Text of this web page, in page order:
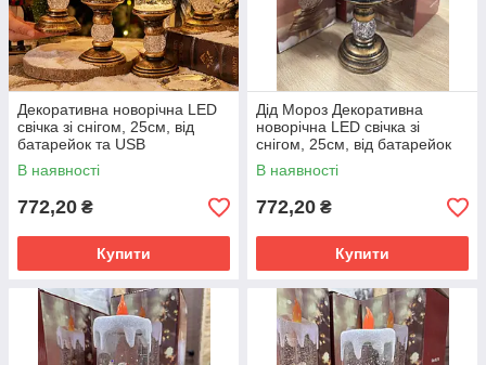
Декоративна новорічна LED
свічка зі снігом, 25см, від
батарейок та USB
В наявності
772,20 ₴
Купити
Дід Мороз Декоративна
новорічна LED свічка зі
снігом, 25см, від батарейок
та USB
В наявності
772,20 ₴
Купити